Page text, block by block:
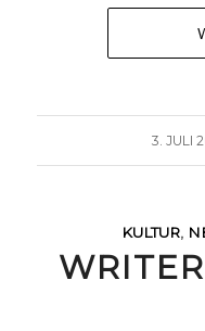
3. JULI
/
KULTUR,